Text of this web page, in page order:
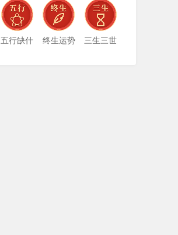
五行缺什
终生运势 三生三世